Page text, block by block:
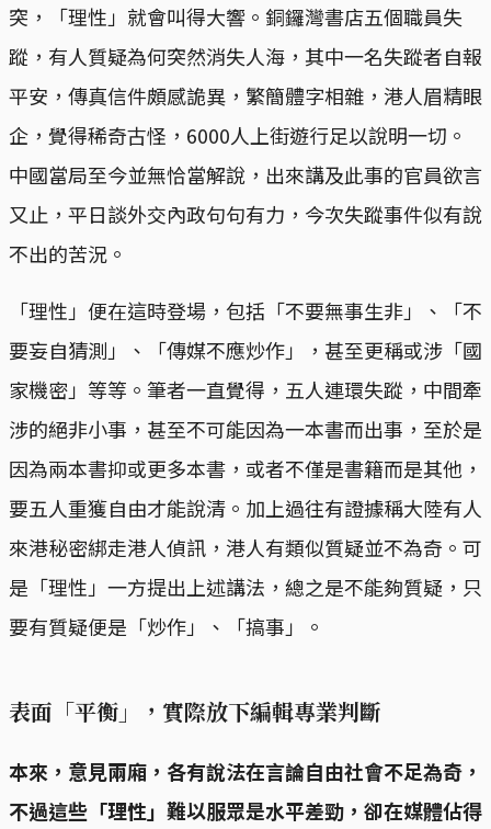
突，「理性」就會叫得大響。銅鑼灣書店五個職員失
蹤，有人質疑為何突然消失人海，其中一名失蹤者自報
平安，傳真信件頗感詭異，繁簡體字相雜，港人眉精眼
企，覺得稀奇古怪，6000人上街遊行足以說明一切。
中國當局至今並無恰當解說，出來講及此事的官員欲言
又止，平日談外交內政句句有力，今次失蹤事件似有說
不出的苦況。
「理性」便在這時登場，包括「不要無事生非」、「不
要妄自猜測」、「傳媒不應炒作」，甚至更稱或涉「國
家機密」等等。筆者一直覺得，五人連環失蹤，中間牽
涉的絕非小事，甚至不可能因為一本書而出事，至於是
因為兩本書抑或更多本書，或者不僅是書籍而是其他，
要五人重獲自由才能說清。加上過往有證據稱大陸有人
來港秘密綁走港人偵訊，港人有類似質疑並不為奇。可
是「理性」一方提出上述講法，總之是不能夠質疑，只
要有質疑便是「炒作」、「搞事」。
表面「平衡」，實際放下編輯專業判斷
本來，意見兩廂，各有說法在言論自由社會不足為奇，
不過這些「理性」難以服眾是水平差勁，卻在媒體佔得